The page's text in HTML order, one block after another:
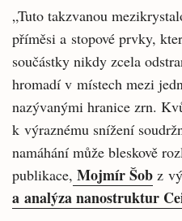
„Tuto takzvanou
příměsi a stopové prvky,
součástky nikdy zcela
hromadí v místech mezi
nazývanými hranice zrn.
k výraznému snížení
namáhání může bleskově
publikace, Mojmír Šob z
a analýza nanostruktur